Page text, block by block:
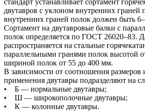
двутавров с уклоном внутренних граней
внутренних граней полок должен быть
Сортамент на двутавровые балки с
полок определяется по ГОСТ 26020–83.
распространяется на стальные
параллельными гранями полок высотой
шириной полок от 55 до 400 мм.
В зависимости от соотношения размеров
применения двутавры подразделяют на
• Б — нормальные двутавры;
• Ш — широкополочные двутавры;
• К — колонные двутавры.